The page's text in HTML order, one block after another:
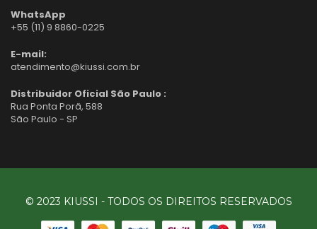
WhatsApp
+55 (11) 9 8860-0225
E-mail:
atendimento@kiussi.com.br
Distribuidor Oficial São Paulo :
Rua Ponta Porã, 588
São Paulo - SP
© 2023 KIUSSI - TODOS OS DIREITOS RESERVADOS